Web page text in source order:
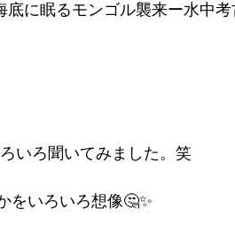
底に眠るモンゴル襲来ー水中考
いろ聞いてみました。笑
をいろいろ想像🤔✨